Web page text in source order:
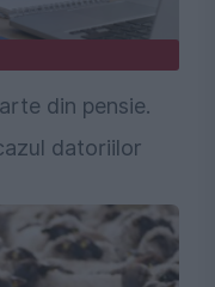
din pensie.
datoriilor